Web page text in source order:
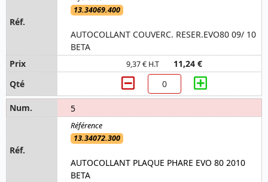
13.34069.400
AUTOCOLLANT COUVERC. RESER.EVO80 09/ 10
BETA
9,37 € H.T 11,24 €
5
13.34072.300
AUTOCOLLANT PLAQUE PHARE EVO 80 2010
BETA